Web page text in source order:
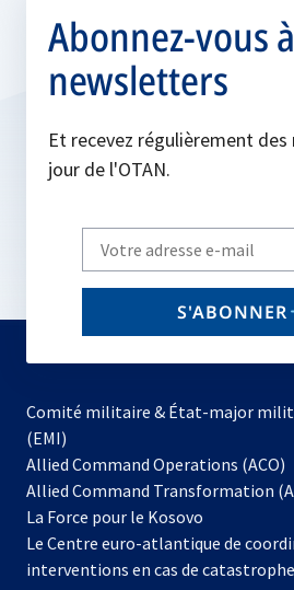
Abonnez-vous
newsletters
Et recevez régulièrement des
jour de l'OTAN.
Write
your
email
S'ABONNER
Comité militaire & État-major
(EMI)
Allied Command Operations (ACO)
Allied Command Transformation
La Force pour le Kosovo
dans
un
Le Centre euro-atlantique de
interventions en cas de catastrophe